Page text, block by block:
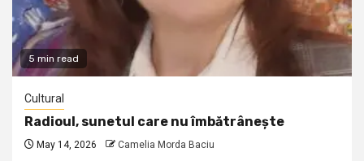
5 min read
Cultural
Radioul, sunetul care nu îmbătrânește
May 14, 2026 Camelia Morda Baciu